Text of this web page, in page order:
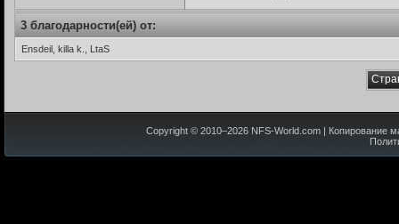
3 благодарности(ей) от:
Ensdeil, killa k., LtaS
Copyright © 2010–2026 NFS-World.com | Копирование